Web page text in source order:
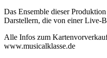
Das Ensemble dieser
Darstellern, die von einer Live-
Alle Infos zum
www.musicalklasse.de